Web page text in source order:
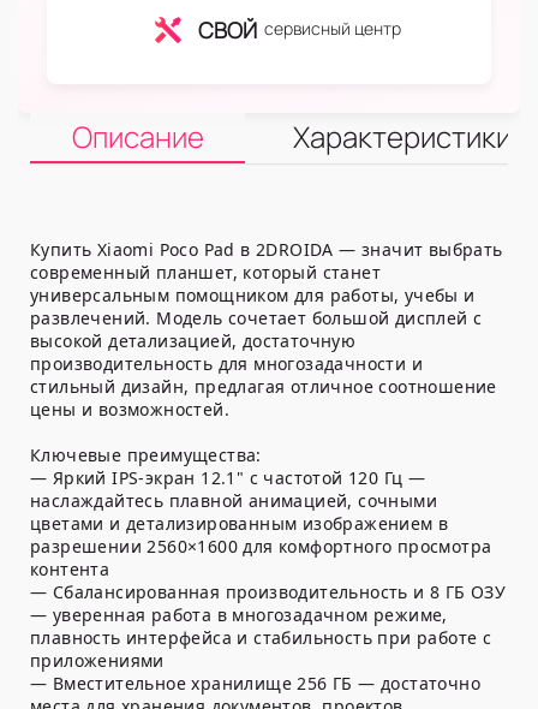
СВОЙ сервисный центр
Описание Характеристики
Купить Xiaomi Poco Pad в 2DROIDA — значит выбрать
современный планшет, который станет
универсальным помощником для работы, учебы и
развлечений. Модель сочетает большой дисплей с
высокой детализацией, достаточную
производительность для многозадачности и
стильный дизайн, предлагая отличное соотношение
цены и возможностей.
Ключевые преимущества:
— Яркий IPS-экран 12.1" с частотой 120 Гц —
наслаждайтесь плавной анимацией, сочными
цветами и детализированным изображением в
разрешении 2560×1600 для комфортного просмотра
контента
— Сбалансированная производительность и 8 ГБ ОЗУ
— уверенная работа в многозадачном режиме,
плавность интерфейса и стабильность при работе с
приложениями
— Вместительное хранилище 256 ГБ — достаточно